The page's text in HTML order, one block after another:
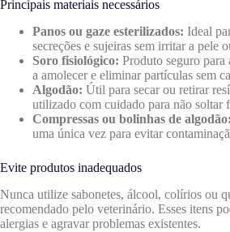
Principais materiais necessários
Panos ou gaze esterilizados: Ideal
secreções e sujeiras sem irritar a pele
Soro fisiológico: Produto seguro para
a amolecer e eliminar partículas sem
Algodão: Útil para secar ou retirar
utilizado com cuidado para não soltar
Compressas ou bolinhas de algodão:
uma única vez para evitar
Evite produtos inadequados
Nunca utilize sabonetes, álcool, colírios ou
recomendado pelo veterinário. Esses itens
alergias e agravar problemas existentes.